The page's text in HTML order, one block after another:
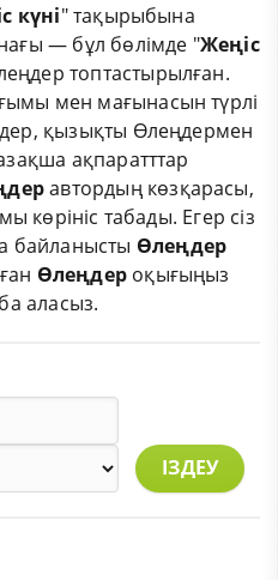
күні" тақырыбына
— бұл бөлімде "Жеңіс
топтастырылған.
мен мағынасын түрлі
қызықты Өлеңдермен
ақпаратттар
автордың көзқарасы,
көрініс табады. Егер сіз
байланысты Өлеңдер
Өлеңдероқығыңыз
аласыз.
ІЗДЕУ